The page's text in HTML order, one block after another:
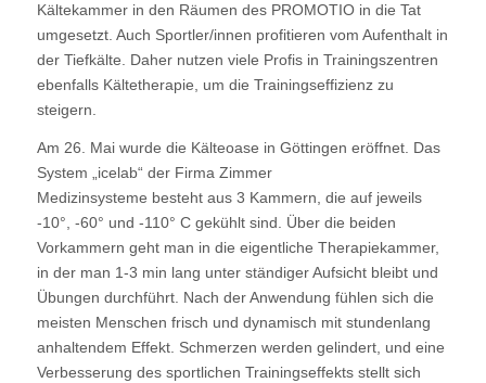
Kältekammer in den Räumen des PROMOTIO in die Tat
umgesetzt. Auch Sportler/innen profitieren vom Aufenthalt in
der Tiefkälte. Daher nutzen viele Profis in Trainingszentren
ebenfalls Kältetherapie, um die Trainingseffizienz zu
steigern.
Am 26. Mai wurde die Kälteoase in Göttingen eröffnet. Das
System „icelab“ der Firma Zimmer
Medizinsysteme besteht aus 3 Kammern, die auf jeweils
-10°, -60° und -110° C gekühlt sind. Über die beiden
Vorkammern geht man in die eigentliche Therapiekammer,
in der man 1-3 min lang unter ständiger Aufsicht bleibt und
Übungen durchführt. Nach der Anwendung fühlen sich die
meisten Menschen frisch und dynamisch mit stundenlang
anhaltendem Effekt. Schmerzen werden gelindert, und eine
Verbesserung des sportlichen Trainingseffekts stellt sich